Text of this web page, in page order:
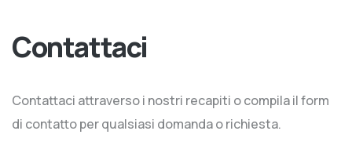
Contattaci
Contattaci attraverso i nostri recapiti o compila il form
di contatto per qualsiasi domanda o richiesta.